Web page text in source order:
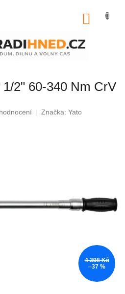
2" 60-340 Nm CrV
Značka: Yato
4 398 Kč
–37 %